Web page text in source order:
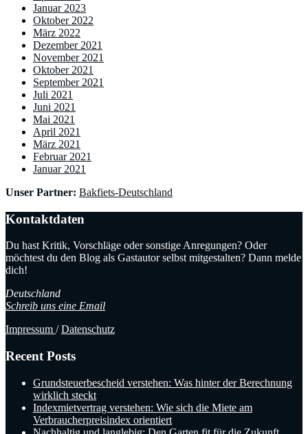
Januar 2023
Oktober 2022
März 2022
Dezember 2021
November 2021
Oktober 2021
September 2021
Juli 2021
Juni 2021
Mai 2021
April 2021
März 2021
Februar 2021
Januar 2021
Unser Partner: Bakfiets-Deutschland
Kontaktdaten
Du hast Kritik, Vorschläge oder sonstige Anregungen? Oder
möchtest du den Blog als Gastautor selbst mitgestalten? Dann melde
dich!
Deutschland
Schreib uns eine Email
Impressum /Datenschutz
Recent Posts
Grundsteuerbescheid verstehen: Was hinter der Berechnung
wirklich steckt
Indexmietvertrag verstehen: Wie sich die Miete am
Verbraucherpreisindex orientiert